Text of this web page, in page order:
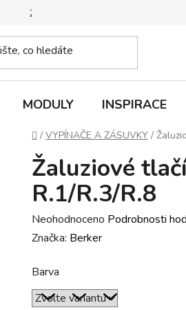
ZPŮSOBY DORUČENÍ
MODULY INSPIRACE
Domů
/ VYPÍNAČE A ZÁSUVKY /
Žaluziové
R.1/R.3/R.8
Průměrné
hodnocení
je
0,0
Neohodnoceno Podrobnosti
Značka: Berker
Barva